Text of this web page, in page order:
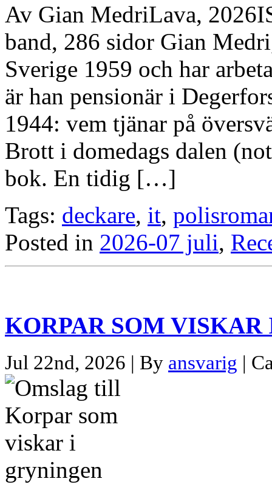
Av Gian MedriLava,
band, 286 sidor Gian
Sverige 1959 och har
är han pensionär i
1944: vem tjänar på
Brott i domedags dalen
bok. En tidig […]
Tags: deckare, it,
Posted in 2026-07 juli,
KORPAR SOM
Jul 22nd, 2026 | By ansvarig |